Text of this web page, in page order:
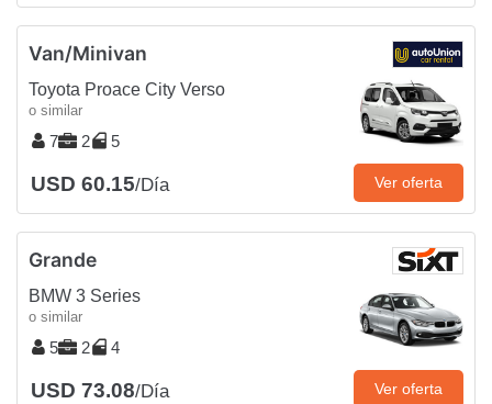
Van/Minivan
Toyota Proace City Verso
o similar
7 2 5
USD 60.15/Día Ver oferta
Grande
BMW 3 Series
o similar
5 2 4
USD 73.08/Día Ver oferta